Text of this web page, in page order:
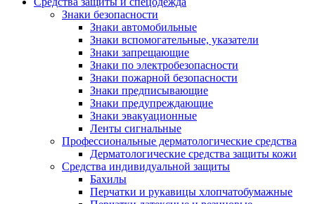
Знаки безопасности
Знаки автомобильные
Знаки вспомогательные, указатели
Знаки запрещающие
Знаки по электробезопасности
Знаки пожарной безопасности
Знаки предписывающие
Знаки предупреждающие
Знаки эвакуационные
Ленты сигнальные
Профессиональные дерматологические средства
Дерматологические средства защиты кожи
Средства индивидуальной защиты
Бахилы
Перчатки и рукавицы хлопчатобумажные